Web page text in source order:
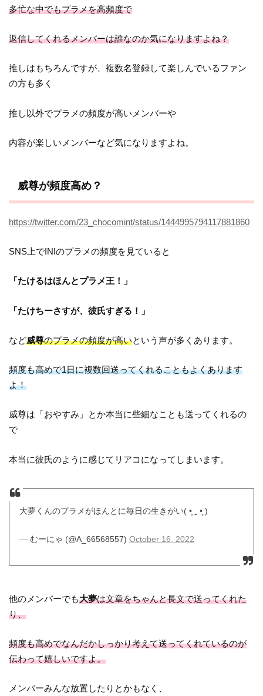
多忙な中でもプラメを高頻度で
返信してくれるメンバーは誰なのか気になりますよね？
推しはもちろんですが、複数名登録して楽しんでいるファン
の方も多く
推し以外でプラメの頻度が高いメンバーや
内容が楽しいメンバーなど気になりますよね。
威尊が頻度高め？
https://twitter.com/23_chocomint/status/1444995794117881860
SNS上でINIのプラメの頻度を見ていると
「たけるはほんとプラメ王！」
「たけちーさすが、彼氏すぎる！」
など威尊のプラメの頻度が高いという声が多くあります。
頻度も高めで1日に複数回送ってくれることもよくあります
よ！
威尊は「おやすみ」とか本当に些細なことも送ってくれるの
で
本当に彼氏のように感じてリアコになってしまいます。
大夢くんのプラメがほんとに毎日の生きがい( •̥ ˍ •̥ )
— むーにゃ (@A_66568557) October 16, 2022
他のメンバーでも大夢は文章をちゃんと長文で送ってくれた
り、
頻度も高めでなんだかしっかり考えて送ってくれているのが
伝わって嬉しいですよ。
メンバーみんな放置したりとかもなく、